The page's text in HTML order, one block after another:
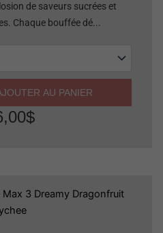
de saveurs sucrées et
Chaque bouffée dé...
AU PANIER
$